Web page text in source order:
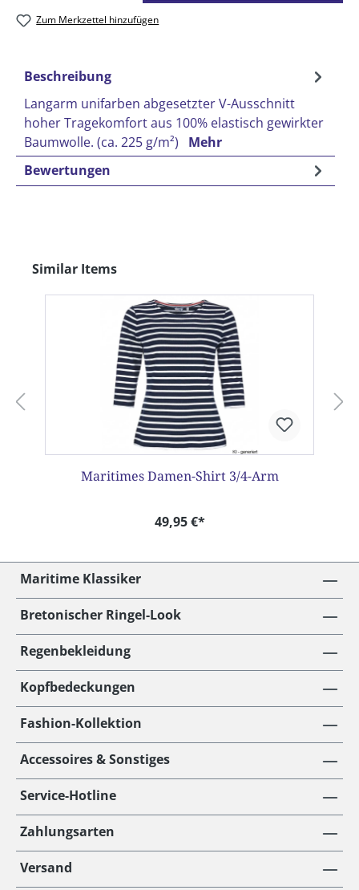
Zum Merkzettel hinzufügen
Beschreibung
Langarm unifarben abgesetzter V-Ausschnitt
hoher Tragekomfort aus 100% elastisch gewirkter
Baumwolle. (ca. 225 g/m²) Mehr
Bewertungen
Produktgalerie überspringen
Similar Items
Maritimes Damen-Shirt 3/4-Arm
49,95 €*
Maritime Klassiker
Bretonischer Ringel-Look
Regenbekleidung
Kopfbedeckungen
Fashion-Kollektion
Accessoires & Sonstiges
Service-Hotline
Zahlungsarten
Versand